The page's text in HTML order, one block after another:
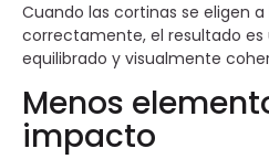
Cuando las cortinas se eligen
correctamente, el resultado
equilibrado y visualmente
Menos
impacto